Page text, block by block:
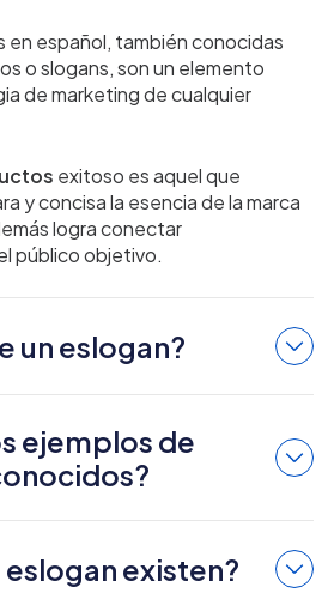
en español, también conocidas
o slogans, son un elemento
de marketing de cualquier
exitoso es aquel que
y concisa la esencia de la marca
logra conectar
público objetivo.
un eslogan?
ejemplos de
existen?